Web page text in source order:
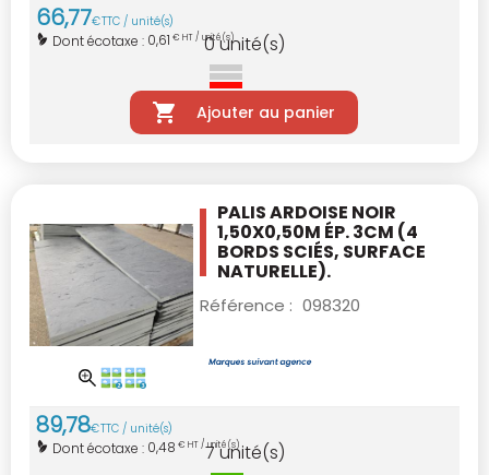
66,77€TTC / unité(s)
Dont écotaxe : 0,61 € HT / unité(s)
0unité(s)
Ajouter au panier
PALIS ARDOISE NOIR
1,50X0,50M ÉP. 3CM (4
BORDS SCIÉS, SURFACE
NATURELLE).
Référence : 098320
89,78€TTC / unité(s)
Dont écotaxe : 0,48 € HT / unité(s)
7unité(s)